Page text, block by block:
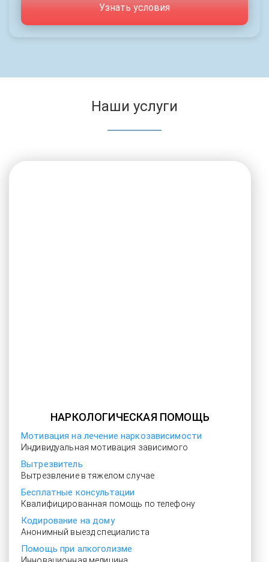
Узнать условия
Наши услуги
НАРКОЛОГИЧЕСКАЯ ПОМОЩЬ
Мотивация на лечение наркозависимости
Индивидуальная мотивация зависимого
Вытрезвитель
Вытрезвление в тяжелом случае
Бесплатные консультации
Квалифицированная помощь по телефону
Кодирование на дому
Анонимный выезд специалиста
Помощь при алкоголизме